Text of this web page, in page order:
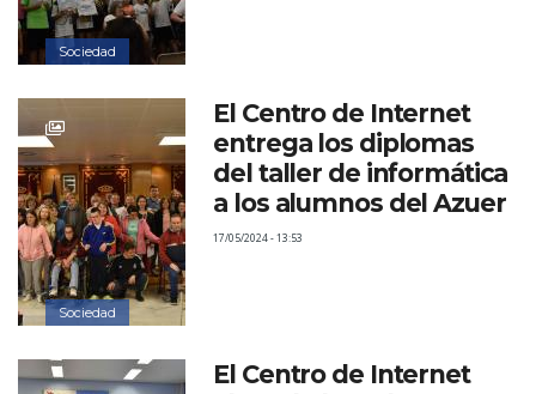
Sociedad
Sociedad
El Centro de Internet
entrega los diplomas
del taller de informática
a los alumnos del Azuer
17/05/2024 - 13:53
El Centro de Internet